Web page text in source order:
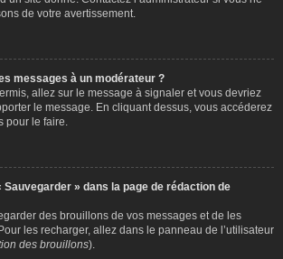
de votre avertissement.
messages à un modérateur ?
allez sur le message à signaler et vous devriez
le message. En cliquant dessus, vous accéderez
pour le faire.
Sauvegarder » dans la page de rédaction de
des brouillons de vos messages et de les
les recharger, allez dans le panneau de l’utilisateur
des brouillons).